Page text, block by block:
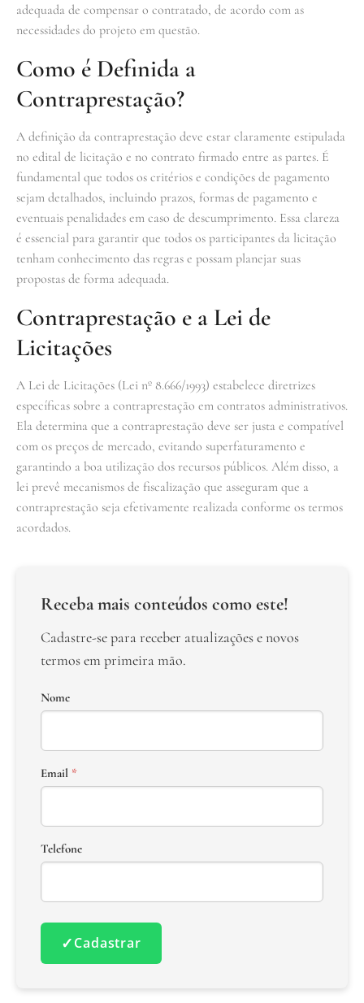
adequada de compensar o contratado, de acordo com as
necessidades do projeto em questão.
Como é Definida a
Contraprestação?
A definição da contraprestação deve estar claramente estipulada
no edital de licitação e no contrato firmado entre as partes. É
fundamental que todos os critérios e condições de pagamento
sejam detalhados, incluindo prazos, formas de pagamento e
eventuais penalidades em caso de descumprimento. Essa clareza
é essencial para garantir que todos os participantes da licitação
tenham conhecimento das regras e possam planejar suas
propostas de forma adequada.
Contraprestação e a Lei de
Licitações
A Lei de Licitações (Lei nº 8.666/1993) estabelece diretrizes
específicas sobre a contraprestação em contratos administrativos.
Ela determina que a contraprestação deve ser justa e compatível
com os preços de mercado, evitando superfaturamento e
garantindo a boa utilização dos recursos públicos. Além disso, a
lei prevê mecanismos de fiscalização que asseguram que a
contraprestação seja efetivamente realizada conforme os termos
acordados.
Receba mais conteúdos como este!
Cadastre-se para receber atualizações e novos
termos em primeira mão.
Nome
Email *
Telefone
✓Cadastrar